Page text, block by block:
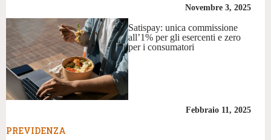
Novembre 3, 2025
Satispay: unica commissione
all’1% per gli esercenti e zero
per i consumatori
Febbraio 11, 2025
PREVIDENZA